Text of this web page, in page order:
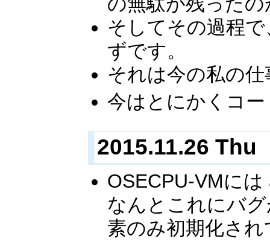
そしてその過程
ずです。
それは今の私の
今はとにかくコ
2015.11.26 Thu
OSECPU-VMに
なんとこれにバ
素のみ初期化さ